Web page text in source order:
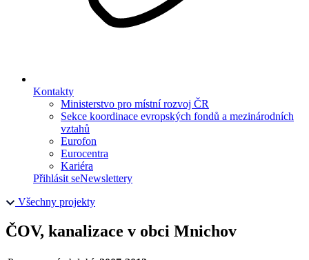
Kontakty
Ministerstvo pro místní rozvoj ČR
Sekce koordinace evropských fondů a mezinárodních
vztahů
Eurofon
Eurocentra
Kariéra
Přihlásit seNewslettery
Všechny projekty
ČOV, kanalizace v obci Mnichov